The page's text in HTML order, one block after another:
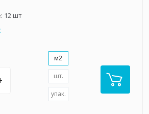
12шт
м2
шт.
упак.